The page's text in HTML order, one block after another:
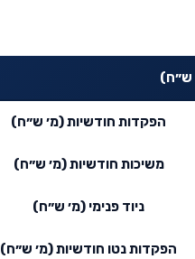
ש״ח)
הפקדות חודשיות (מ׳ ש״ח)
משיכות חודשיות (מ׳ ש״ח)
ניוד פנימי (מ׳ ש״ח)
הפקדות נטו חודשיות (מ׳ ש״ח)